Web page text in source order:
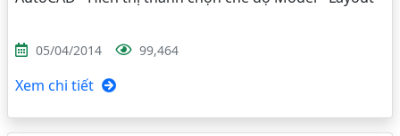
05/04/2014 99,464
Xem chi tiết